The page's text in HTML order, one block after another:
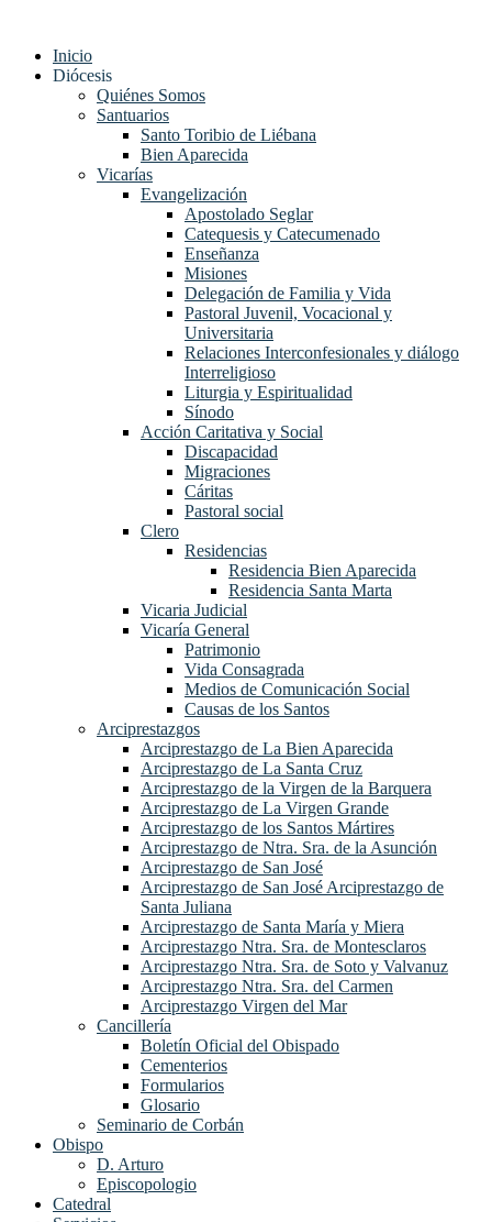
contenido
Inicio
Diócesis
Quiénes Somos
Santuarios
Santo Toribio de Liébana
Bien Aparecida
Vicarías
Evangelización
Apostolado Seglar
Catequesis y Catecumenado
Enseñanza
Misiones
Delegación de Familia y Vida
Pastoral Juvenil, Vocacional y
Universitaria
Relaciones Interconfesionales y diálogo
Interreligioso
Liturgia y Espiritualidad
Sínodo
Acción Caritativa y Social
Discapacidad
Migraciones
Cáritas
Pastoral social
Clero
Residencias
Residencia Bien Aparecida
Residencia Santa Marta
Vicaria Judicial
Vicaría General
Patrimonio
Vida Consagrada
Medios de Comunicación Social
Causas de los Santos
Arciprestazgos
Arciprestazgo de La Bien Aparecida
Arciprestazgo de La Santa Cruz
Arciprestazgo de la Virgen de la Barquera
Arciprestazgo de La Virgen Grande
Arciprestazgo de los Santos Mártires
Arciprestazgo de Ntra. Sra. de la Asunción
Arciprestazgo de San José
Arciprestazgo de San José Arciprestazgo de
Santa Juliana
Arciprestazgo de Santa María y Miera
Arciprestazgo Ntra. Sra. de Montesclaros
Arciprestazgo Ntra. Sra. de Soto y Valvanuz
Arciprestazgo Ntra. Sra. del Carmen
Arciprestazgo Virgen del Mar
Cancillería
Boletín Oficial del Obispado
Cementerios
Formularios
Glosario
Seminario de Corbán
Obispo
D. Arturo
Episcopologio
Catedral